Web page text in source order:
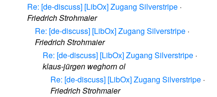
Re: [de-discuss] [LibOx] Zugang Silverstripe ·
Friedrich Strohmaier
Re: [de-discuss] [LibOx] Zugang Silverstripe ·
Friedrich Strohmaier
Re: [de-discuss] [LibOx] Zugang Silverstripe ·
klaus-jürgen weghorn ol
Re: [de-discuss] [LibOx] Zugang Silverstripe ·
Friedrich Strohmaier